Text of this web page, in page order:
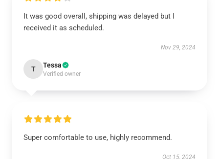
It was good overall, shipping was delayed but I
received it as scheduled.
Nov 29, 2024
T Tessa
Verified owner
Super comfortable to use, highly recommend.
Oct 15, 2024